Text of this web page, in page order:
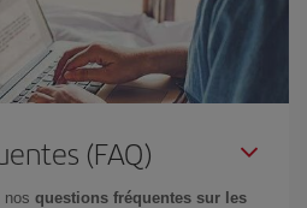
(FAQ)
nos questions fréquentes sur les